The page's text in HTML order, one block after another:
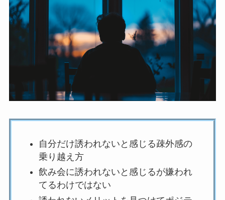
自分だけ誘われないと感じる疎外感の
乗り越え方
飲み会に誘われないと感じるが嫌われ
てるわけではない